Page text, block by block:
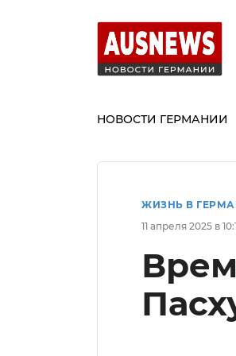
НОВОСТИ ГЕРМАНИИ
ЖИЗНЬ В
11 апреля 2025 в